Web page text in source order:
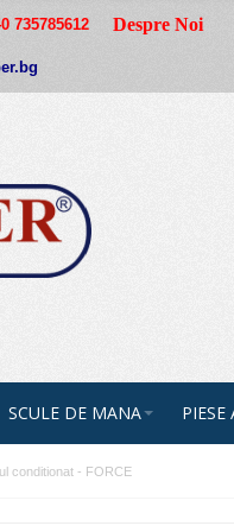
735785612 Despre Noi
SCULE DE MANA
conditionat - FORCE